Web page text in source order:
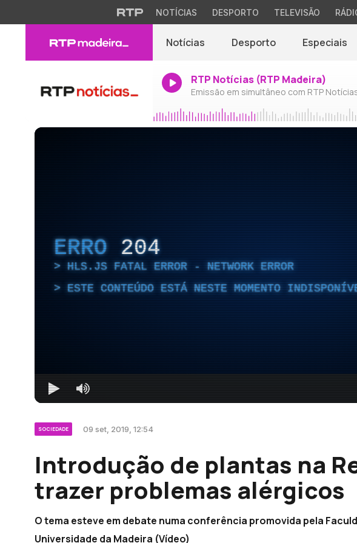
NOTÍCIAS DESPORTO TELEVISÃO
Notícias Desporto Especiais
RTP Notícias (RTP Madeira)
Emissão em simultâneo com RTP
ERRO 204
HLS.JS FATAL ERROR - NETWORK ERROR
ESTE CONTEÚDO ESTÁ NESTE MOMENTO
SOCIEDADE 09 set, 2019, 12:54
Introdução de plantas na
trazer problemas alérgicos
O tema esteve em debate numa conferência promovida pela
Universidade da Madeira (Vídeo)